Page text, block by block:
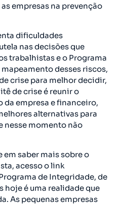
empresas na prevenção
dificuldades
nas decisões que
trabalhistas e o Programa
desses riscos,
crise para melhor decidir,
de crise é reunir o
da empresa e financeiro,
alternativas para
nesse momento não
em saber mais sobre o
acesso o link
de Integridade, de
hoje é uma realidade que
As pequenas empresas